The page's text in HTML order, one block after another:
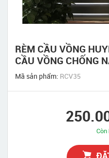
RÈM CẦU VỒNG
CẦU VỒNG CHỐNG
Mã sản phẩm: RCV35
Còn